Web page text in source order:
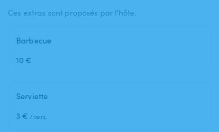
Ces extras sont proposés par l'hôte.
Barbecue
10 €
Serviette
3 € /pers.